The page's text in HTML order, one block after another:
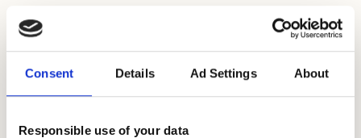
Consent Details Ad Settings About
Responsible use of your data
Har du inkasso eller betalingsanmerkning?
nødvendigvis at alle muligheter er borte. I noen tilfeller
kan refinansiering brukes til å betale ned inkassosaker
og samle gjeld i ett nytt lån. Når gjelden ryddes opp på